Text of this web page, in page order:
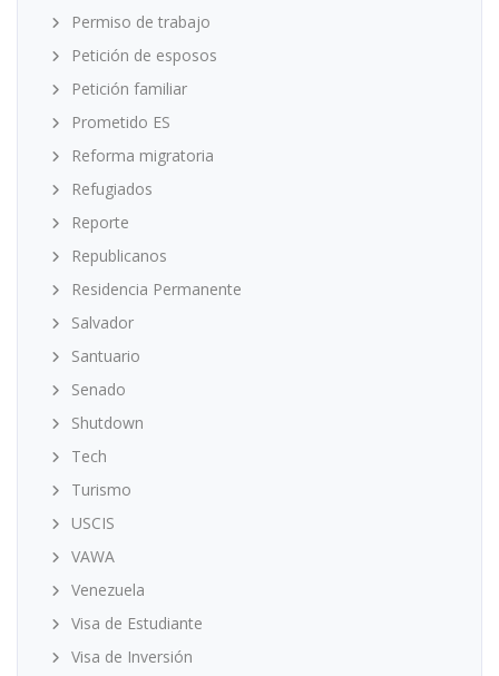
Permiso de trabajo
Petición de esposos
Petición familiar
Prometido ES
Reforma migratoria
Refugiados
Reporte
Republicanos
Residencia Permanente
Salvador
Santuario
Senado
Shutdown
Tech
Turismo
USCIS
VAWA
Venezuela
Visa de Estudiante
Visa de Inversión